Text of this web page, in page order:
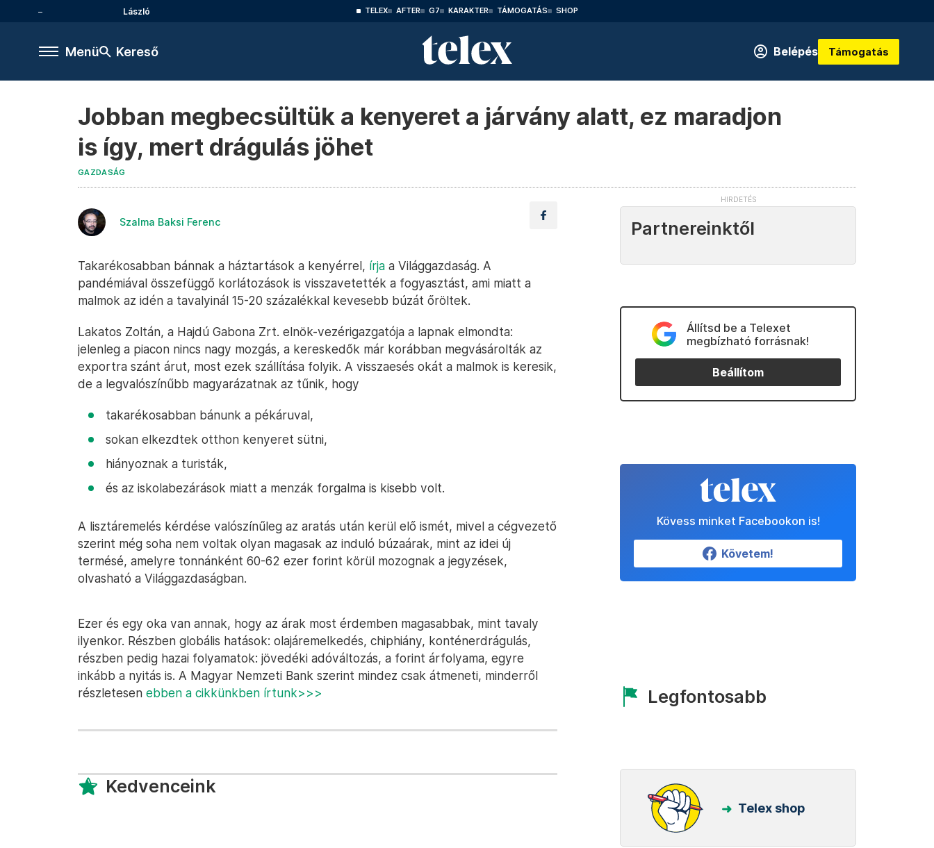
László TELEX AFTER G7 KARAKTER TÁMOGATÁS SHOP
Menü Kereső Belépés Támogatás
Jobban megbecsültük a kenyeret a járvány alatt, ez maradjon
is így, mert drágulás jöhet
GAZDASÁG
Szalma Baksi Ferenc
Takarékosabban bánnak a háztartások a kenyérrel, írja a Világgazdaság. A
pandémiával összefüggő korlátozások is visszavetették a fogyasztást, ami miatt a
malmok az idén a tavalyinál 15-20 százalékkal kevesebb búzát őröltek.
Lakatos Zoltán, a Hajdú Gabona Zrt. elnök-vezérigazgatója a lapnak elmondta:
jelenleg a piacon nincs nagy mozgás, a kereskedők már korábban megvásárolták az
exportra szánt árut, most ezek szállítása folyik. A visszaesés okát a malmok is keresik,
de a legvalószínűbb magyarázatnak az tűnik, hogy
takarékosabban bánunk a pékáruval,
sokan elkezdtek otthon kenyeret sütni,
hiányoznak a turisták,
és az iskolabezárások miatt a menzák forgalma is kisebb volt.
A lisztáremelés kérdése valószínűleg az aratás után kerül elő ismét, mivel a cégvezető
szerint még soha nem voltak olyan magasak az induló búzaárak, mint az idei új
termésé, amelyre tonnánként 60-62 ezer forint körül mozognak a jegyzések,
olvasható a Világgazdaságban.
Ezer és egy oka van annak, hogy az árak most érdemben magasabbak, mint tavaly
ilyenkor. Részben globális hatások: olajáremelkedés, chiphiány, konténerdrágulás,
részben pedig hazai folyamatok: jövedéki adóváltozás, a forint árfolyama, egyre
inkább a nyitás is. A Magyar Nemzeti Bank szerint mindez csak átmeneti, minderről
részletesen ebben a cikkünkben írtunk>>>
Kedvenceink
Partnereinktől
Állítsd be a Telexet
megbízható forrásnak!
Beállítom
Kövess minket Facebookon is!
Követem!
Legfontosabb
Telex shop